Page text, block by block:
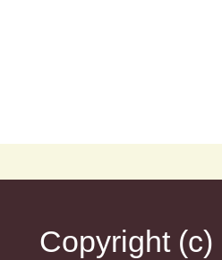
Copyright (c)